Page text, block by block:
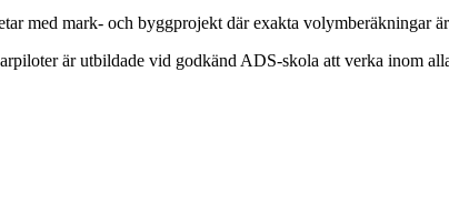
med mark- och byggprojekt där exakta volymberäkningar
är utbildade vid godkänd ADS-skola att verka inom